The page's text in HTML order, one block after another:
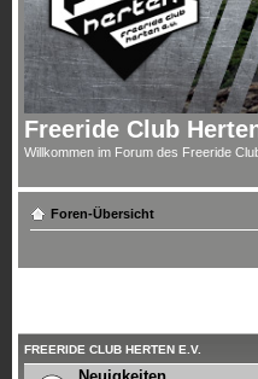
Freeride Club
Willkommen im Forum des Freeride
Foren-Übersicht
FREERIDE CLUB HERTEN E.V.